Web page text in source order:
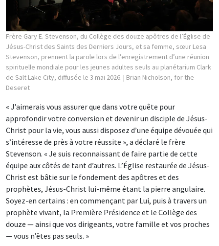
Frère Gary E. Stevenson, du Collège des douze apôtres de l’Église de
Jésus-Christ des Saints des Derniers Jours, et sa femme, sœur Lesa
Stevenson, prennent la parole lors de l’enregistrement d’une réunion
spirituelle mondiale pour les jeunes adultes seuls au planétarium Clark
de Salt Lake City, diffusée le 3 mai 2026. | Brian Nicholson, for the
Deseret
« J’aimerais vous assurer que dans votre quête pour
approfondir votre conversion et devenir un disciple de Jésus-
Christ pour la vie, vous aussi disposez d’une équipe dévouée qui
s’intéresse de près à votre réussite », a déclaré le frère
Stevenson. « Je suis reconnaissant de faire partie de cette
équipe aux côtés de tant d’autres. L’Église restaurée de Jésus-
Christ est bâtie sur le fondement des apôtres et des
prophètes, Jésus-Christ lui-même étant la pierre angulaire.
Soyez-en certains : en commençant par Lui, puis à travers un
prophète vivant, la Première Présidence et le Collège des
douze — ainsi que vos dirigeants, votre famille et vos proches
— vous n’êtes pas seuls. »